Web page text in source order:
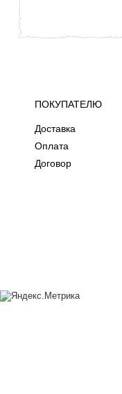
ПОКУПАТЕЛЮ
Доставка
Оплата
Договор